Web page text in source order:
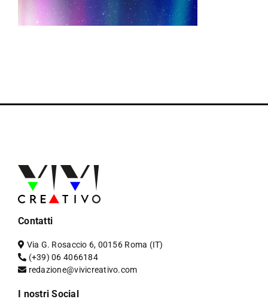
Contatti
Via G. Rosaccio 6, 00156 Roma (IT)
(+39) 06 4066184
redazione@vivicreativo.com
I nostri Social